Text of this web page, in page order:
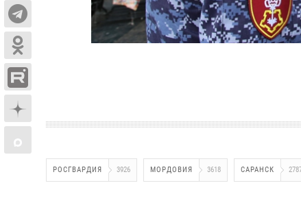
РОСГВАРДИЯ 3926 МОРДОВИЯ 3618 САРАНСК